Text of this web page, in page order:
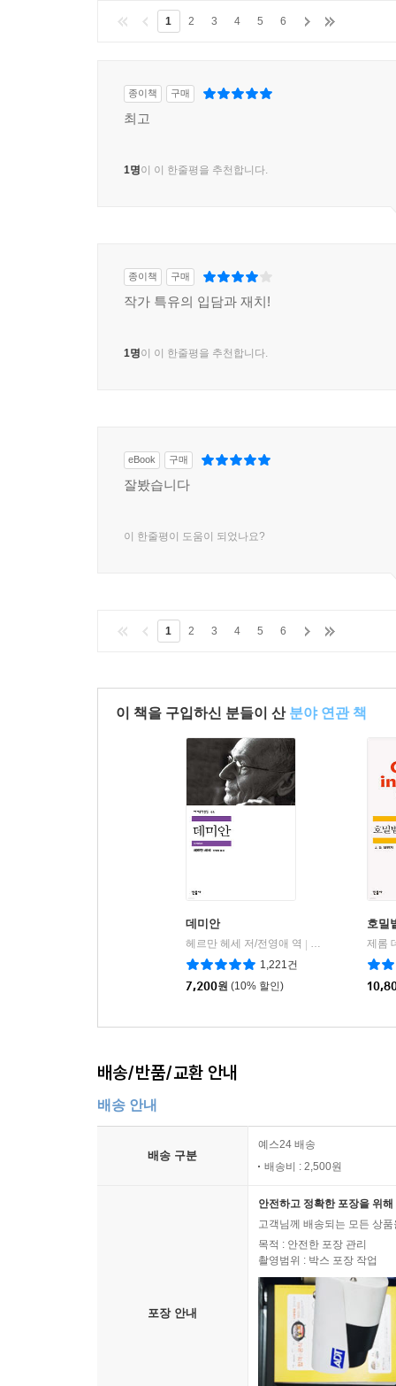
1 2 3 4 5 6
종이책 구매
최고
1명이 이 한줄평을 추천합니다.
종이책 구매
작가 특유의 입담과 재치!
1명이 이 한줄평을 추천합니다.
eBook 구매
잘봤습니다
이 한줄평이 도움이 되었나요?
1 2 3 4 5 6
이 책을 구입하신 분들이 산 분야 연관 책
데미안
헤르만 헤세 저/전영애 역
민음사
1,221건
7,200원 (10% 할인)
호밀
배송/반품/교환 안내
배송 안내
배송 구분
예스24 배송
배송비 : 2,500원
포장 안내
안전하고 정확한 포장을 위
고객님께 배송되는 모든 상
목적 : 안전한 포장 관리
촬영범위 : 박스 포장 작업